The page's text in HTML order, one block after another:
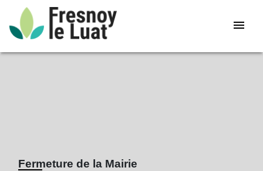
menu
Fermeture de la Mairie